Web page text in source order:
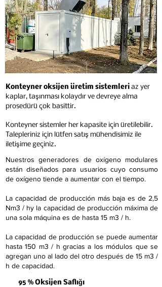
Konteyner oksijen üretim sistemleri az yer
kaplar, taşınması kolaydır ve devreye alma
prosedürü çok basittir.
Konteyner sistemler her kapasite için üretilebilir.
Talepleriniz için lütfen satış mühendisimiz ile
iletişime geçiniz.
Nuestros generadores de oxígeno modulares
están diseñados para usuarios cuyo consumo
de oxígeno tiende a aumentar con el tiempo.
La capacidad de producción más baja es de 2,5
Nm3 / hy la capacidad de producción máxima de
una sola máquina es de hasta 15 m3 / h.
La capacidad de producción se puede aumentar
hasta 150 m3 / h gracias a los módulos que se
agregan uno al lado del otro después de 15 m3 /
h de capacidad.
95 % Oksijen Saflığı